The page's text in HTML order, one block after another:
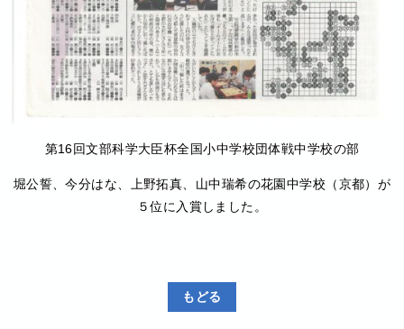
第16回文部科学大臣杯全国小中学校団体戦中学校の部
堀公誓、今分はな、上野拓真、山中瑞希の花園中学校（京都）が
５位に入賞しました。
もどる